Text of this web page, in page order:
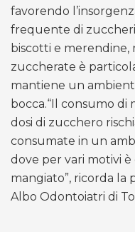
favorendo
frequente di zuccheri
biscotti e merendine,
zuccherate è
mantiene un
bocca.“Il consumo
dosi di zucchero
consumate in un
dove per vari motivi
mangiato”, ricorda la
Albo Odontoiatri di